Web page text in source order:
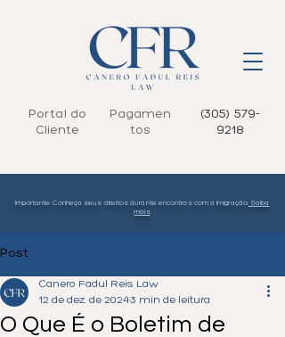
Portal do
Cliente
Pagamen
tos
(305) 579-
9218
Importante: Conheça seus direitos durante encontros com a imigração.Saiba
mais
Post
O Que É o Boletim de
Canero Fadul Reis Law
12 de dez. de 20243 min de leitura